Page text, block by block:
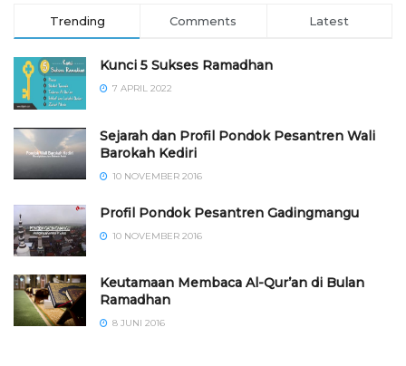
Trending Comments Latest
Kunci 5 Sukses Ramadhan
7 APRIL 2022
Sejarah dan Profil Pondok Pesantren Wali
Barokah Kediri
10 NOVEMBER 2016
⁠⁠⁠Profil Pondok Pesantren Gadingmangu
10 NOVEMBER 2016
Keutamaan Membaca Al-Qur’an di Bulan
Ramadhan
8 JUNI 2016